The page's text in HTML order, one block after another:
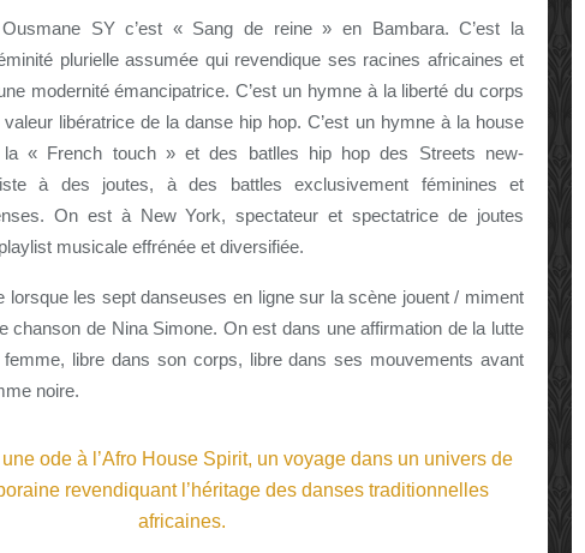
SY c’est « Sang de reine » en Bambara. C’est la
plurielle assumée qui revendique ses racines africaines et
modernité émancipatrice. C’est un hymne à la liberté du corps
libératrice de la danse hip hop. C’est un hymne à la house
la « French touch » et des batlles hip hop des Streets new-
à des joutes, à des battles exclusivement féminines et
On est à New York, spectateur et spectatrice de joutes
musicale effrénée et diversifiée.
lorsque les sept danseuses en ligne sur la scène jouent / miment
chanson de Nina Simone. On est dans une affirmation de la lutte
femme, libre dans son corps, libre dans ses mouvements avant
noire.